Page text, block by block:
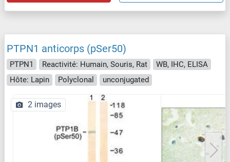
PTPN1 anticorps (pSer50)
PTPN1 Reactivité: Humain, Souris, Rat
WB, IHC, ELISA
Hôte: Lapin
Polyclonal unconjugated
2 images